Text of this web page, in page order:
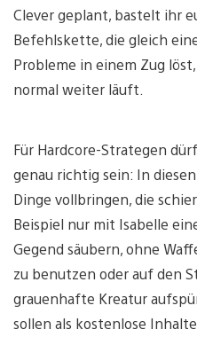
Clever geplant, bastelt ihr
Befehlskette, die gleich
Probleme in einem Zug
normal weiter läuft.
Für Hardcore-Strategen
genau richtig sein: In
Dinge vollbringen, die
Beispiel nur mit Isabelle
Gegend säubern, ohne
zu benutzen oder auf den
grauenhafte Kreatur
sollen als kostenlose